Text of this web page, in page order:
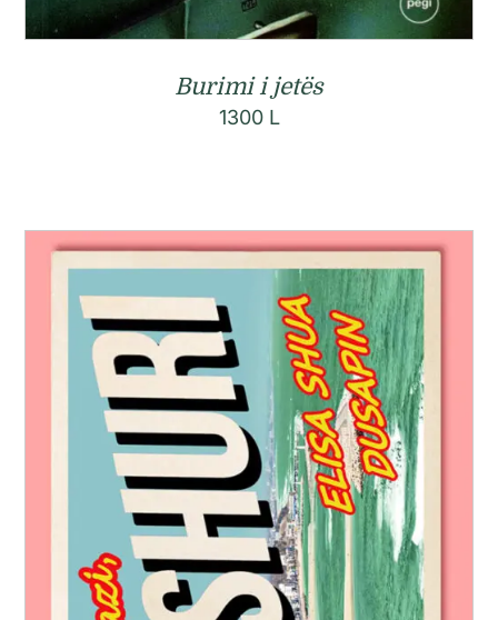
Burimi i jetës
1300 L